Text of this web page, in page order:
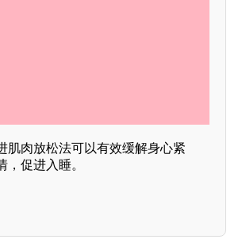
肌肉放松法可以有效缓解身心紧
促进入睡。